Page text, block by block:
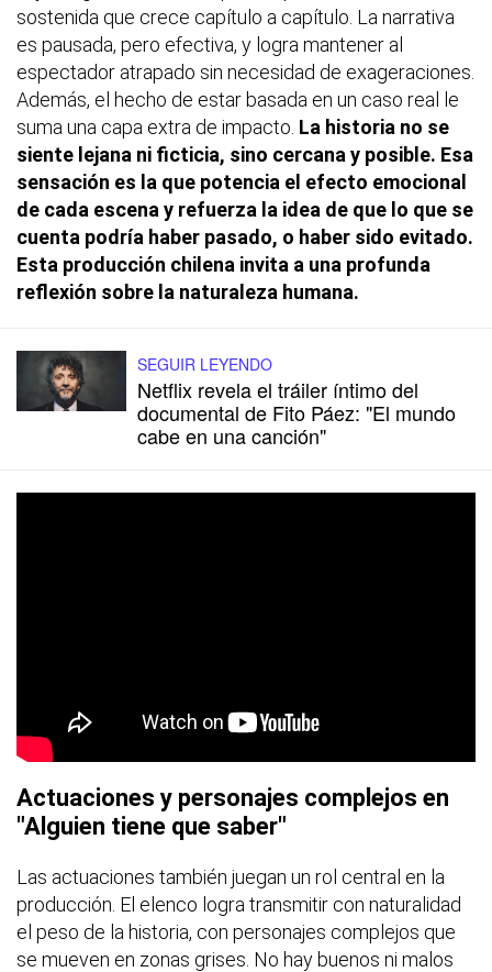
sostenida que crece capítulo a capítulo. La narrativa
es pausada, pero efectiva, y logra mantener al
espectador atrapado sin necesidad de exageraciones.
Además, el hecho de estar basada en un caso real le
suma una capa extra de impacto. La historia no se
siente lejana ni ficticia, sino cercana y posible. Esa
sensación es la que potencia el efecto emocional
de cada escena y refuerza la idea de que lo que se
cuenta podría haber pasado, o haber sido evitado.
Esta producción chilena invita a una profunda
reflexión sobre la naturaleza humana.
SEGUIR LEYENDO
Netflix revela el tráiler íntimo del
documental de Fito Páez: "El mundo
cabe en una canción"
Actuaciones y personajes complejos en
"Alguien tiene que saber"
Las actuaciones también juegan un rol central en la
producción. El elenco logra transmitir con naturalidad
el peso de la historia, con personajes complejos que
se mueven en zonas grises. No hay buenos ni malos